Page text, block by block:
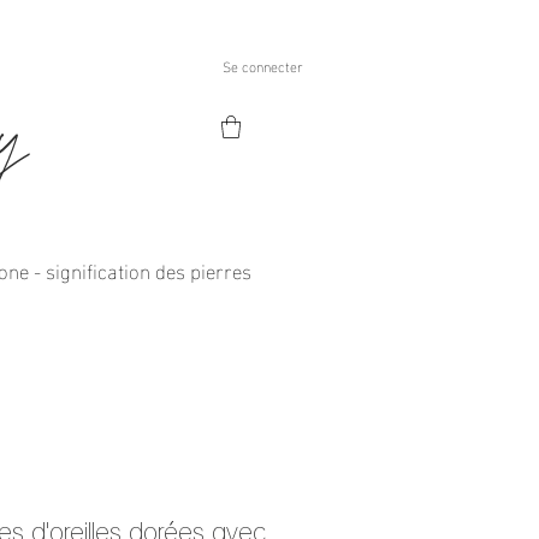
Se connecter
- signification des pierres
d'oreilles dorées avec